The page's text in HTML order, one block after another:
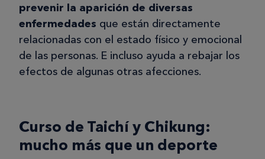
prevenir la aparición de diversas
enfermedades que están directamente
relacionadas con el estado físico y emocional
de las personas. E incluso ayuda a rebajar los
efectos de algunas otras afecciones.
Curso de Taichí y Chikung:
mucho más que un deporte